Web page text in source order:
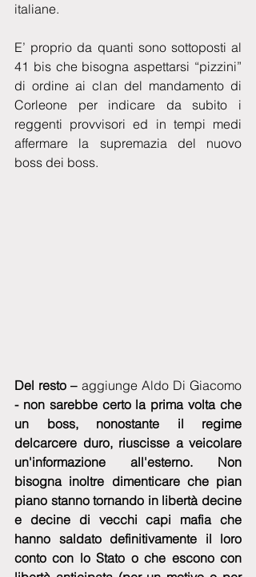
italiane.
E’ proprio da quanti sono sottoposti al
41 bis che bisogna aspettarsi “pizzini”
di ordine ai clan del mandamento di
Corleone per indicare da subito i
reggenti provvisori ed in tempi medi
affermare la supremazia del nuovo
boss dei boss.
Del resto – aggiunge Aldo Di Giacomo
- non sarebbe certo la prima volta che
un boss, nonostante il regime
delcarcere duro, riuscisse a veicolare
un'informazione all'esterno. Non
bisogna inoltre dimenticare che pian
piano stanno tornando in libertà decine
e decine di vecchi capi mafia che
hanno saldato definitivamente il loro
conto con lo Stato o che escono con